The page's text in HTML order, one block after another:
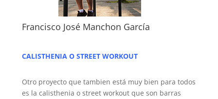
Francisco José Manchon García
CALISTHENIA O STREET WORKOUT
Otro proyecto que tambien está muy bien para todos
es la calisthenia o street workout que son barras